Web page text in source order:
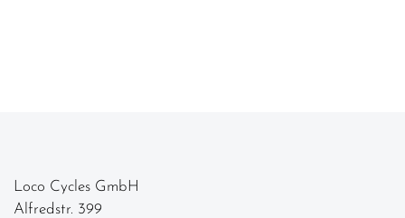
Loco Cycles GmbH
Alfredstr. 399